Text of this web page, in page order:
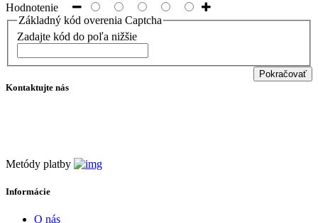
Hodnotenie
Základný kód overenia Captcha
Zadajte kód do poľa nižšie
Pokračovať
Kontaktujte nás
Metódy platby
Informácie
O nás